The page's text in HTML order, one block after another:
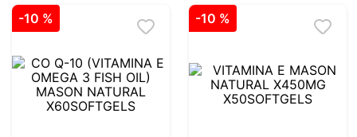
5.
glicinato magnesio
7.
lab nutrition
magnesio
-10 % -10 %